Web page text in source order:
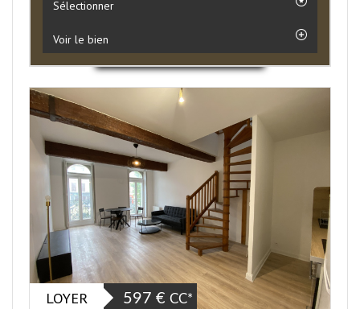
Sélectionner
Voir le bien
LOYER 597 € CC*